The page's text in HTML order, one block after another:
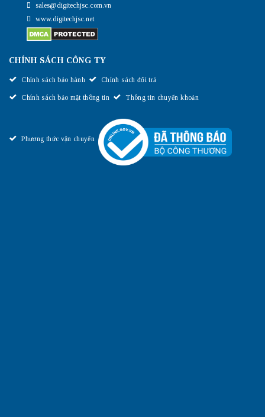
sales@digitechjsc.com.vn
www.digitechjsc.net
CHÍNH SÁCH CÔNG TY
Chính sách bảo hành Chính sách đổi trả
Chính sách bảo mật thông tin Thông tin chuyển khoản
Phương thức vận chuyển